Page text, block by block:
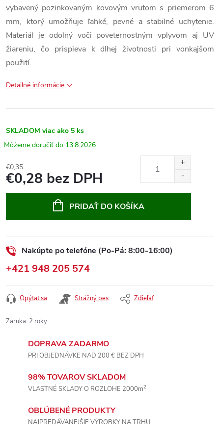
vybavený pozinkovaným kovovým vrutom s priemerom 6
mm, ktorý umožňuje ľahké, pevné a stabilné uchytenie.
Materiál je odolný voči poveternostným vplyvom aj UV
žiareniu, čo prispieva k dlhej životnosti pri vonkajšom
použití.
Detailné informácie
SKLADOM viac ako 5 ks
13.8.2026
€0,35
€0,28 bez DPH
PRIDAŤ DO KOŠÍKA
Nakúpte po telefóne (Po-Pá: 8:00-16:00)
+421 948 205 574
Opýtať sa Strážný pes Zdieľať
Záruka: 2 roky
DOPRAVA ZADARMO
PRI OBJEDNÁVKE NAD 200 € BEZ DPH
98% TOVAROV SKLADOM
VLASTNÉ SKLADY O ROZLOHE 2000m2
OBĽÚBENÉ PRODUKTY
NAJPREDÁVANEJŠIE VÝROBKY NA TRHU